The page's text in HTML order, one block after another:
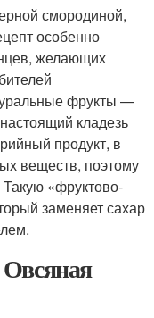
смородиной,
особенно
желающих
фрукты —
кладезь
продукт, в
веществ, поэтому
«фруктово-
заменяет сахар
Овсяная